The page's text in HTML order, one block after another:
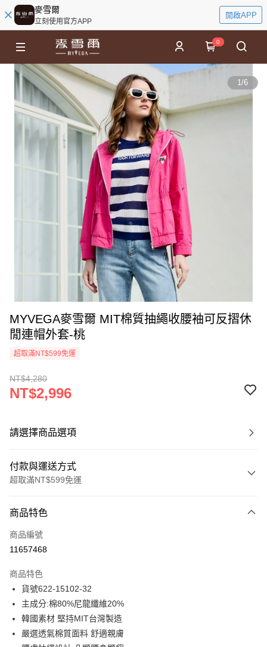
麥雪爾
立刻使用官方APP
開啟APP
0
1/6
MYVEGA麥雪爾 MIT棉質抽繩收腰袖可反摺休
閒連帽外套-桃
超取滿NT$599免運
NT$4,280
NT$2,996
請選擇商品選項
付款與運送方式
超取滿NT$599免運
信用卡一次付款
信用卡分期付款
合作金庫商業銀行
華南商業銀行
上海商業儲蓄銀行
國泰世華商業銀行
臺灣中小企業銀行
匯豐（台灣）商業銀行
超商取貨付款
LINE Pay
Apple Pay
商品特色
商品編號
11657468
商品特色
貨號622-15102-32
主成分:棉80%尼龍纖維20%
韓國素材 堅持MIT台灣製造
嚴選透氣棉質面料 舒適親膚